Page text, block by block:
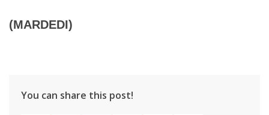
(MARDEDI)
You can share this post!